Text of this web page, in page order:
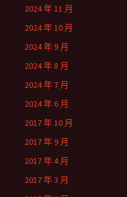
2024 年 11 月
2024 年 10 月
2024 年 9 月
2024 年 8 月
2024 年 7 月
2024 年 6 月
2017 年 10 月
2017 年 9 月
2017 年 4 月
2017 年 3 月